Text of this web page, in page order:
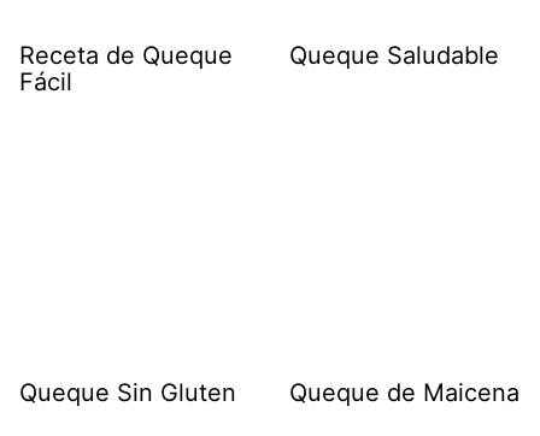
Receta de Queque
Fácil
Queque Saludable
Queque Sin Gluten Queque de Maicena